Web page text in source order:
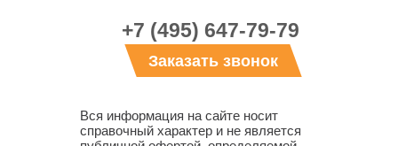
+7 (495) 647-79-79
Заказать звонок
Вся информация на сайте носит
справочный характер и не является